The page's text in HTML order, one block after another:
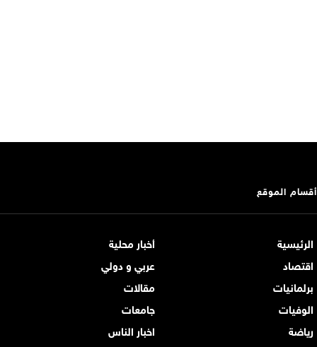
أقسام الموقع
الرئيسية
أخبار محلية
اقتصاد
عربي و دولي
برلمانيات
مقالات
الوفيات
جامعات
رياضة
اخبار الناس